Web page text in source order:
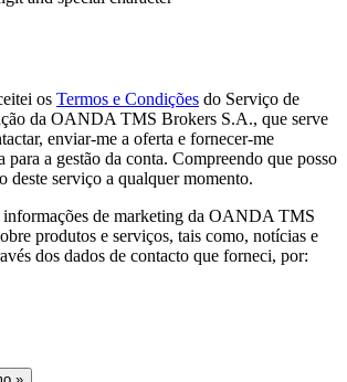
os Termos e Condições do Serviço de
da OANDA TMS Brokers S.A., que serve
enviar-me a oferta e fornecer-me
para a gestão da conta. Compreendo que posso
deste serviço a qualquer momento.
informações de marketing da OANDA TMS
produtos e serviços, tais como, notícias e
dos dados de contacto que forneci, por: